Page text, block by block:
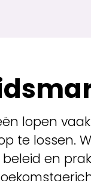
lopen
te lossen.
en